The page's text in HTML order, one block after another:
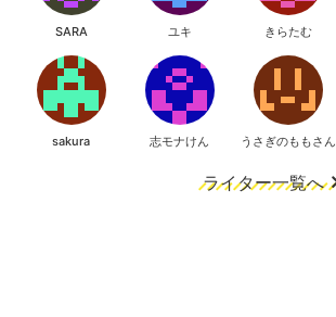
SARA ユキ きらたむ
sakura 志モナけん うさぎのももさん
ライター一覧へ